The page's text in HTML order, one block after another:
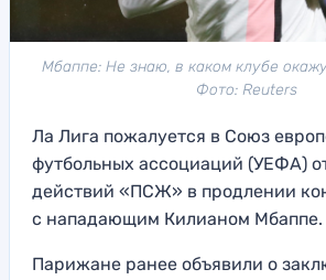
Мбаппе: Не знаю, в каком клубе
Фото: Reuters
Ла Лига пожалуется в Союз
футбольных ассоциаций (УЕФА)
действий «ПСЖ» в продлении
с нападающим Килианом Мбаппе.
Парижане ранее объявили о